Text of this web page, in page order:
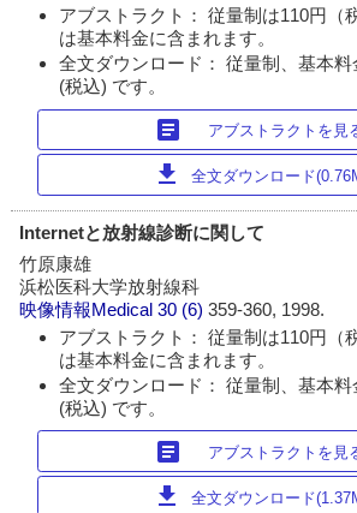
アブストラクト： 従量制は110円（
は基本料金に含まれます。
全文ダウンロード： 従量制、基本
(税込) です。
article アブストラクトを見
download 全文ダウンロード
Internetと放射線診断に関して
竹原康雄
浜松医科大学放射線科
映像情報Medical 30 (6)359-360, 1998.
アブストラクト： 従量制は110円（
は基本料金に含まれます。
全文ダウンロード： 従量制、基本
(税込) です。
article アブストラクトを見
download 全文ダウンロード